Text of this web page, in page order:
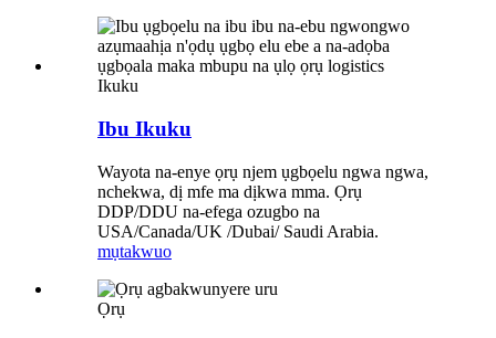
Ikuku
Ibu Ikuku
Wayota na-enye ọrụ njem ụgbọelu ngwa ngwa,
nchekwa, dị mfe ma dịkwa mma. Ọrụ
DDP/DDU na-efega ozugbo na
USA/Canada/UK /Dubai/ Saudi Arabia.
mụtakwuo
Ọrụ